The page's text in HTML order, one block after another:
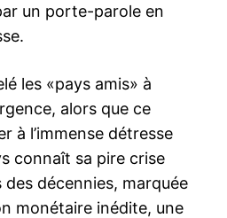
MAINTENANT
un porte-parole en
les «pays amis» à
alors que ce
à l’immense détresse
connaît sa pire crise
décennies, marquée
monétaire inédite, une